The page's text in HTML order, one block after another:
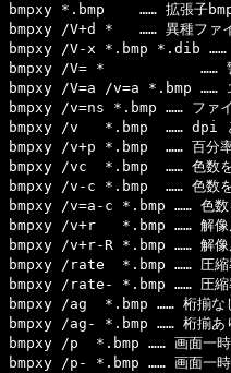
bmpxy *.bmp    …… 拡張子bmp
bmpxy /V+d *   …… 異種ファ
bmpxy /V-x *.bmp *.dib …… 不
bmpxy /V= *           …… 警
bmpxy /V=a /v=a *.bmp …… エ
bmpxy /v=ns *.bmp …… ファイ
bmpxy /v   *.bmp  …… dpi と百
bmpxy /v+p *.bmp  …… 百分率
bmpxy /vc  *.bmp  …… 色数を
bmpxy /v-c *.bmp  …… 色数を
bmpxy /v=a-c *.bmp …… 色数
bmpxy /v+r   *.bmp …… 解像
bmpxy /v+r-R *.bmp …… 解像
bmpxy /rate  *.bmp …… 圧縮
bmpxy /rate- *.bmp …… 圧縮
bmpxy /ag  *.bmp …… 桁揃な
bmpxy /ag- *.bmp …… 桁揃あり
bmpxy /p  *.bmp …… 画面一時
bmpxy /p- *.bmp …… 画面一時